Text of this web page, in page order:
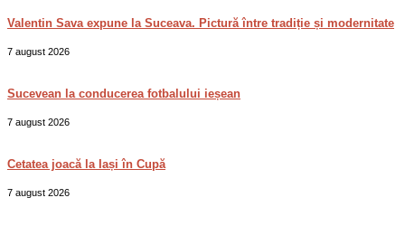
Valentin Sava expune la Suceava. Pictură între tradiție și modernitate
7 august 2026
Sucevean la conducerea fotbalului ieșean
7 august 2026
Cetatea joacă la Iași în Cupă
7 august 2026